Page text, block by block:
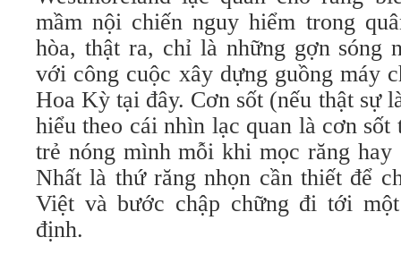
mầm nội chiến nguy hiểm trong
hòa, thật ra, chỉ là những gợn sóng
với công cuộc xây dựng guồng máy
Hoa Kỳ tại đây. Cơn sốt (nếu thật sự
hiểu theo cái nhìn lạc quan là cơn sốt
trẻ nóng mình mỗi khi mọc răng hay
Nhất là thứ răng nhọn cần thiết để
Việt và bước chập chững đi tới
định.